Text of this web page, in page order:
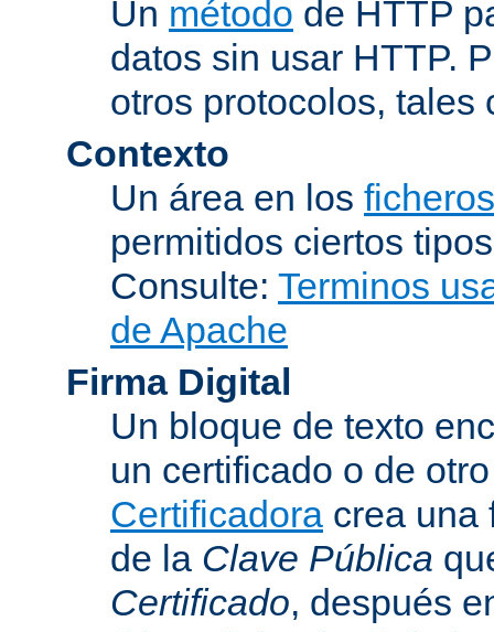
Un método de HTTP
datos sin usar HTTP.
otros protocolos, tales
Contexto
Un área en los
permitidos ciertos
Consulte: Terminos
de Apache
Firma Digital
Un bloque de texto
un certificado o de
Certificadora crea una
de la Clave Pública
Certificado, después